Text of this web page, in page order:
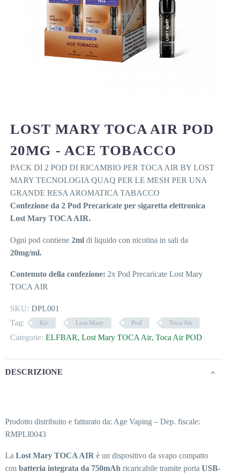
LOST MARY TOCA AIR POD
20MG - ACE TOBACCO
PACK DI 2 POD DI RICAMBIO PER TOCA AIR BY LOST
MARY TECNOLOGIA QUAQ PER LE MESH PER UNA
GRANDE RESA AROMATICA TABACCO
Confezione da 2 Pod Precaricate per sigaretta elettronica
Lost Mary TOCA AIR.
Ogni pod contiene 2ml di liquido con nicotina in sali da
20mg/ml.
Contenuto della confezione: 2x Pod Precaricate Lost Mary
TOCA AIR
SKU: DPL001
Tag:
Kit Lost Mary Pod Toca Air
Categorie: ELFBAR, Lost Mary TOCA Air, Toca Air POD
DESCRIZIONE
Prodotto distribuito e fatturato da: Age Vaping – Dep. fiscale:
RMPLI0043
La Lost Mary TOCA AIR è un dispositivo da svapo compatto
con batteria integrata da 750mAh ricaricabile tramite porta USB-